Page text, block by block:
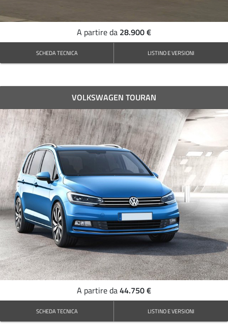
A partire da 28.900 €
SCHEDA TECNICA LISTINO E VERSIONI
VOLKSWAGEN TOURAN
A partire da44.750 €
SCHEDA TECNICA LISTINO E VERSIONI